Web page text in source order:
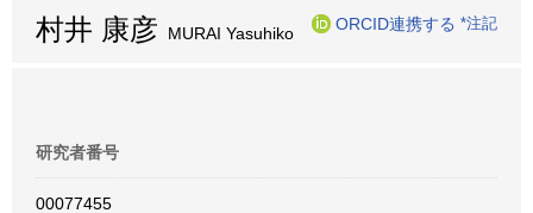
村井 康彦 MURAI Yasuhiko
ORCID連携する *注記
研究者番号
00077455